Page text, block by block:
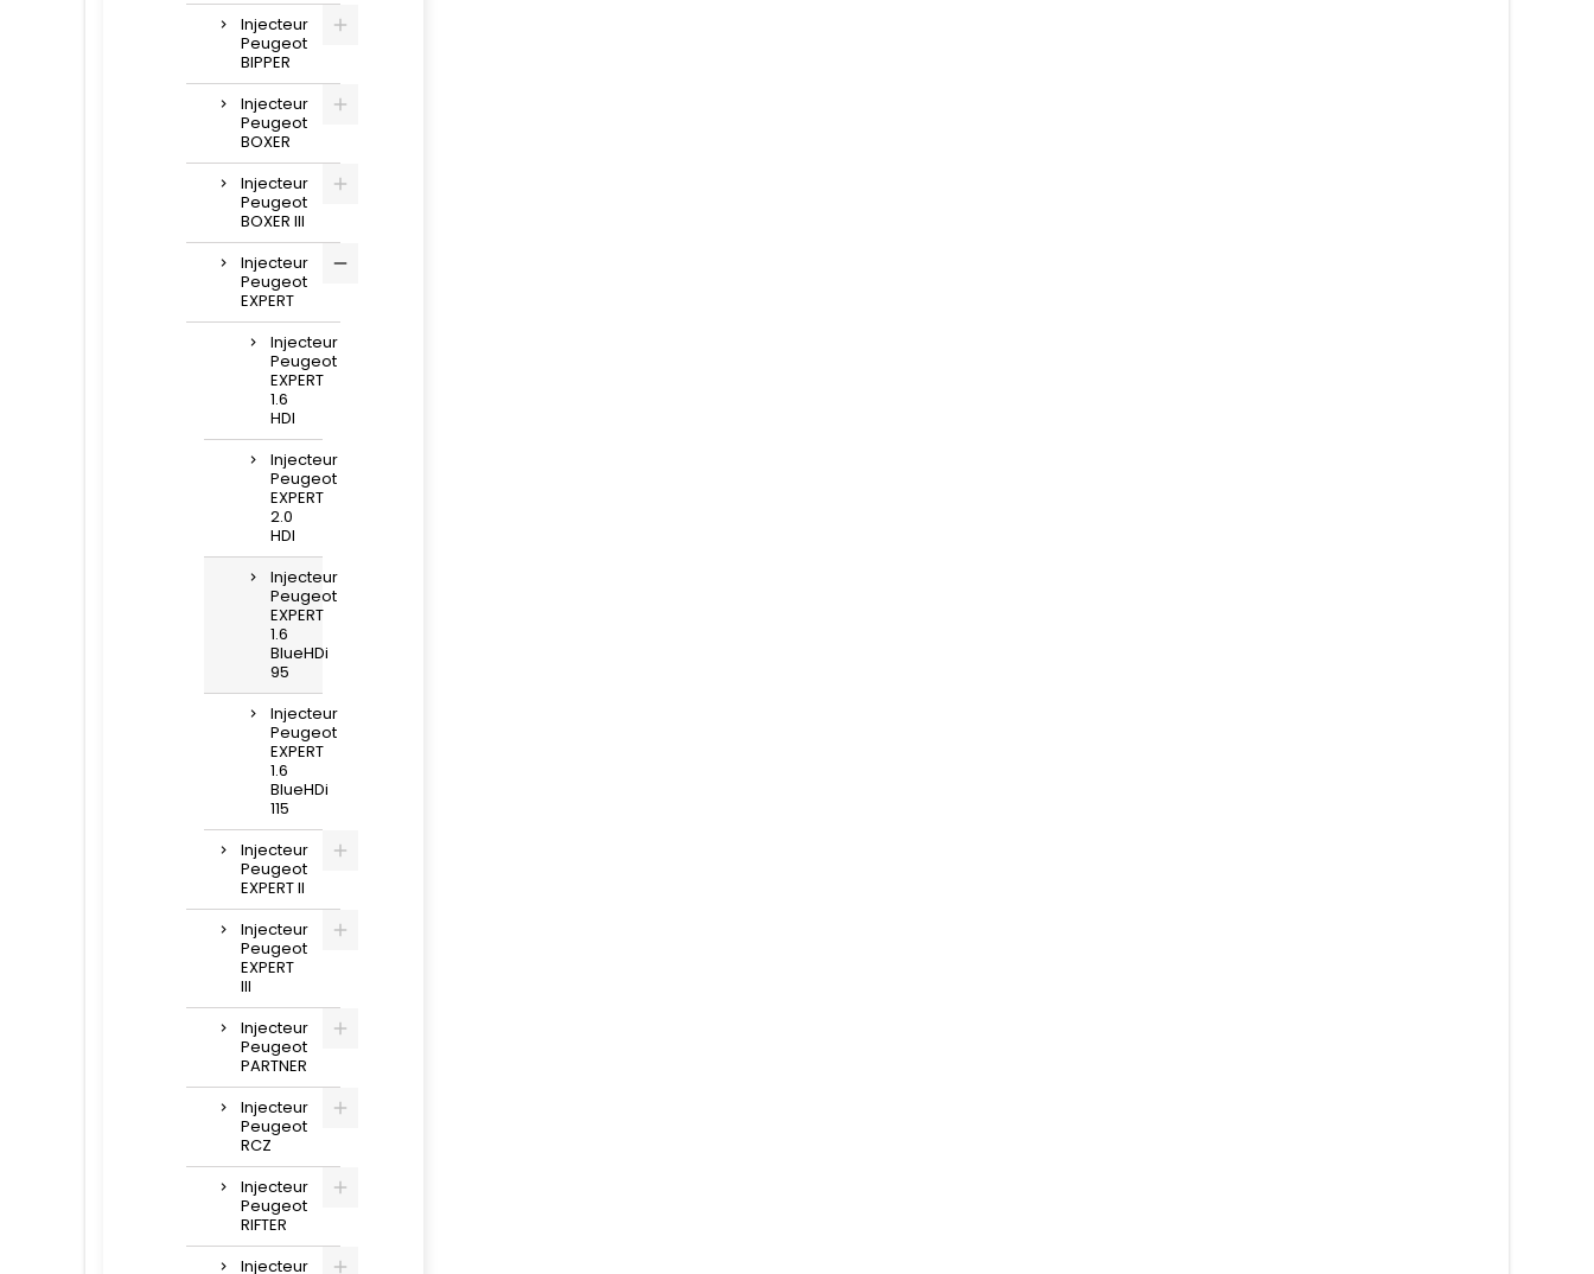
Injecteur
Peugeot
BIPPER
Injecteur
Peugeot
BOXER
Injecteur
Peugeot
BOXER III
Injecteur
Peugeot
EXPERT
Injecteur
Peugeot
EXPERT
1.6
HDI
Injecteur
Peugeot
EXPERT
2.0
HDI
Injecteur
Peugeot
EXPERT
1.6
BlueHDi
95
Injecteur
Peugeot
EXPERT
1.6
BlueHDi
115
Injecteur
Peugeot
EXPERT II
Injecteur
Peugeot
EXPERT
III
Injecteur
Peugeot
PARTNER
Injecteur
Peugeot
RCZ
Injecteur
Peugeot
RIFTER
Injecteur